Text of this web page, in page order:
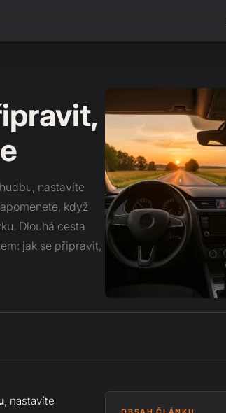
nastavíte
když
Dlouhá cesta
jak se připravit,
, nastavíte